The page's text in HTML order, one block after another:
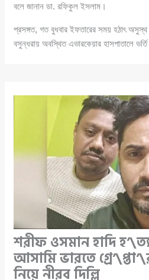
বলে জানান ডা. রফিকুল ইসলাম।
প্রসঙ্গত, গত বুধবার ইফতারের সময় হঠাৎ অসুস্থ
বসুন্ধরায় অবস্থিত এভারকেয়ার হাসপাতালে
শরীফ ওসমান হাদি
আসামি ভারতে
নিয়ে নীরব দিল্লি